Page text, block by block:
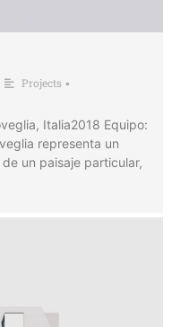
Projects •
Italia2018 Equipo:
representa un
un paisaje particular,